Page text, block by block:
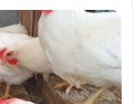
أسعار
البيضاء
اليوم
الآن
في